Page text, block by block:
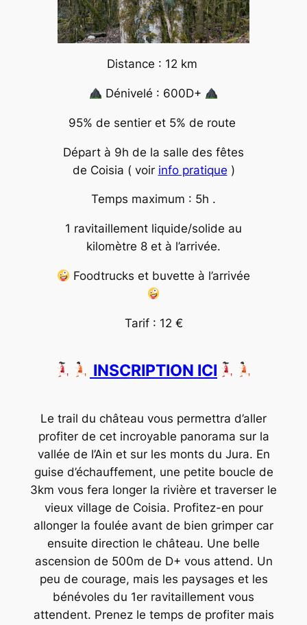
Distance : 12 km
Dénivelé : 600D+
95% de sentier et 5% de route
Départ à 9h de la salle des fêtes
de Coisia ( voir info pratique )
Temps maximum : 5h .
1 ravitaillement liquide/solide au
kilomètre 8 et à l’arrivée.
Foodtrucks et buvette à l’arrivée
Tarif : 12 €
INSCRIPTION ICI
Le trail du château vous permettra d’aller
profiter de cet incroyable panorama sur la
vallée de l’Ain et sur les monts du Jura. En
guise d’échauffement, une petite boucle de
3km vous fera longer la rivière et traverser le
vieux village de Coisia. Profitez-en pour
allonger la foulée avant de bien grimper car
ensuite direction le château. Une belle
ascension de 500m de D+ vous attend. Un
peu de courage, mais les paysages et les
bénévoles du 1er ravitaillement vous
attendent. Prenez le temps de profiter mais